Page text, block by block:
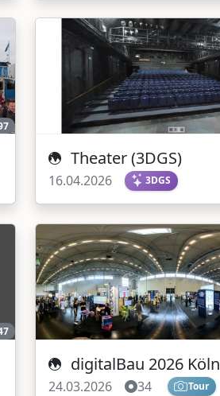
Theater (3DGS)
16.04.2026 3DGS
digitalBau 2026 Köln
24.03.2026 34 Tour